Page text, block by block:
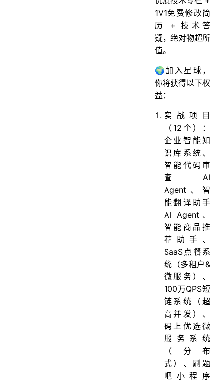
1V1免费修改简
历 + 技术答
疑，绝对物超所
值。
🌍加入星球，
你将获得以下权
益：
实战项目
（12个）：
企业智能知
识库系统、
智能代码审
查AI
Agent、智
能翻译助手
AI Agent、
智能商品推
荐助手、
SaaS点餐系
统（多租户&
微服务）、
100万QPS短
链系统（超
高并发）、
码上优选微
服务系统
（分布
式）、刷题
吧小程序